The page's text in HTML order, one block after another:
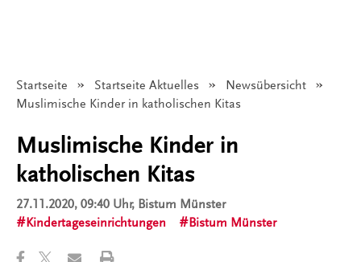
Startseite Startseite Aktuelles
Newsübersicht
Angezeigt:
Muslimische Kinder in katholischen Kitas
Muslimische Kinder in
katholischen Kitas
27.11.2020, 09:40 Uhr, Bistum Münster
Kindertageseinrichtungen
Bistum Münster